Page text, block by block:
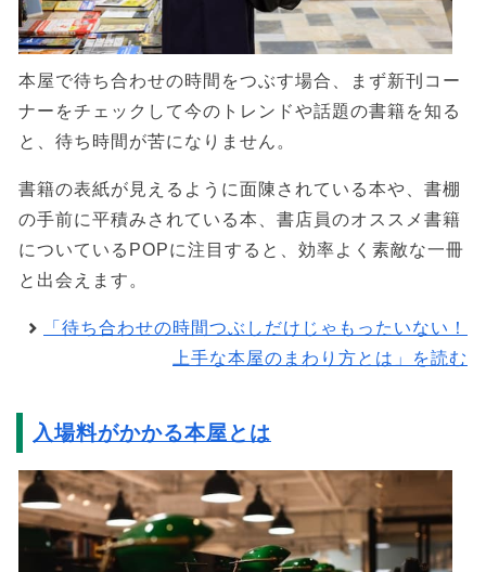
本屋で待ち合わせの時間をつぶす場合、まず新刊コー
ナーをチェックして今のトレンドや話題の書籍を知る
と、待ち時間が苦になりません。
書籍の表紙が見えるように面陳されている本や、書棚
の手前に平積みされている本、書店員のオススメ書籍
についているPOPに注目すると、効率よく素敵な一冊
と出会えます。
「待ち合わせの時間つぶしだけじゃもったいない！
上手な本屋のまわり方とは」を読む
入場料がかかる本屋とは